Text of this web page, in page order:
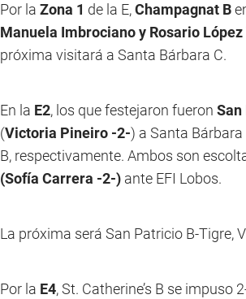
Por la Zona 1 de la E,Champagnat B
Manuela Imbrociano y Rosario
próxima visitará a Santa Bárbara C.
En la E2, los que festejaron fueron
(Victoria Pineiro -2-) a Santa Bárbara
B, respectivamente. Ambos son
(Sofía Carrera -2-) ante EFI Lobos.
La próxima será San Patricio B-Tigre,
Por la E4, St. Catherine’s B se